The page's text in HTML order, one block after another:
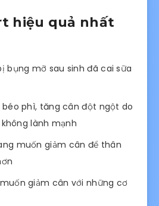
hiệu quả nhất
bụng mỡ sau sinh đã cai sữa
béo phì, tăng cân đột ngột do
lành mạnh
muốn giảm cân để thân
giảm cân với những cơ